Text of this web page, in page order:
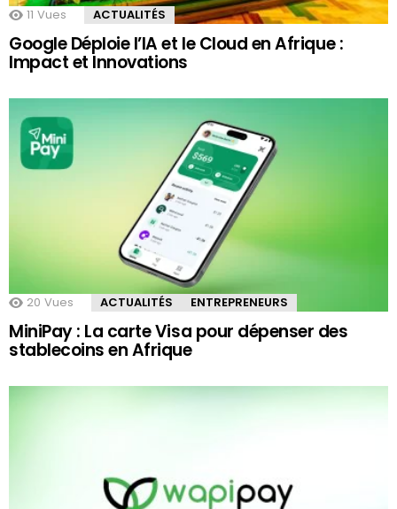
11 Vues ACTUALITÉS
Google Déploie l’IA et le Cloud en Afrique :
Impact et Innovations
20 Vues ACTUALITÉS ENTREPRENEURS
MiniPay : La carte Visa pour dépenser des
stablecoins en Afrique